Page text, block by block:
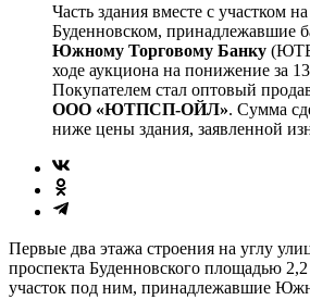
Часть здания вместе с участком
Буденновском, принадлежавшие
Южному Торговому Банку
ходе аукциона на понижение за
Покупателем стал оптовый
ООО «ЮТПСП-ОЙЛ». Сумма
ниже цены здания, заявленной
Первые два этажа строения на углу
проспекта Буденновского площадью
участок под ним, принадлежавшие